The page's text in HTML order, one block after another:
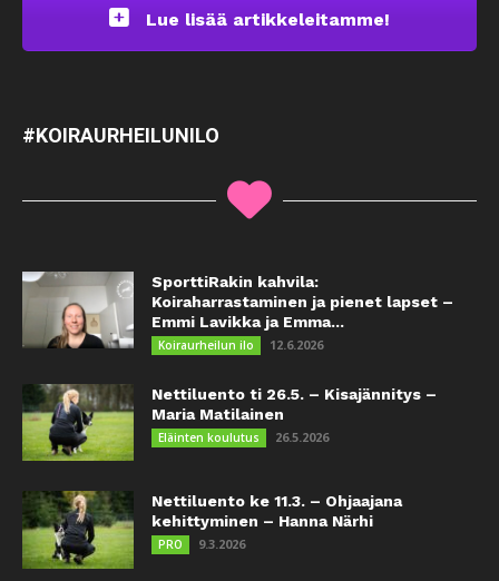
Lue lisää artikkeleitamme!
#KOIRAURHEILUNILO
SporttiRakin kahvila:
Koiraharrastaminen ja pienet lapset –
Emmi Lavikka ja Emma...
Koiraurheilun ilo 12.6.2026
Nettiluento ti 26.5. – Kisajännitys –
Maria Matilainen
Eläinten koulutus 26.5.2026
Nettiluento ke 11.3. – Ohjaajana
kehittyminen – Hanna Närhi
PRO 9.3.2026